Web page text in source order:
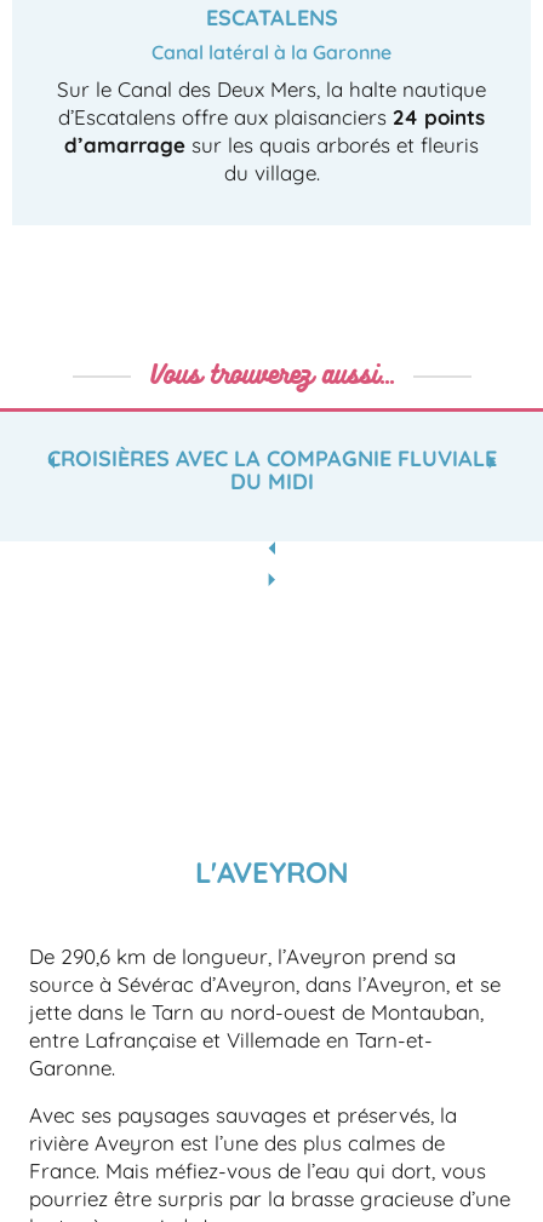
ESCATALENS
Canal latéral à la Garonne
Sur le Canal des Deux Mers, la halte nautique
d’Escatalens offre aux plaisanciers 24 points
d’amarrage sur les quais arborés et fleuris
du village.
Vous trouverez aussi...
CROISIÈRES AVEC LA COMPAGNIE FLUVIALE
DU MIDI
L'AVEYRON
De 290,6 km de longueur, l’Aveyron prend sa
source à Sévérac d’Aveyron, dans l’Aveyron, et se
jette dans le Tarn au nord-ouest de Montauban,
entre Lafrançaise et Villemade en Tarn-et-
Garonne.
Avec ses paysages sauvages et préservés, la
rivière Aveyron est l’une des plus calmes de
France. Mais méfiez-vous de l’eau qui dort, vous
pourriez être surpris par la brasse gracieuse d’une